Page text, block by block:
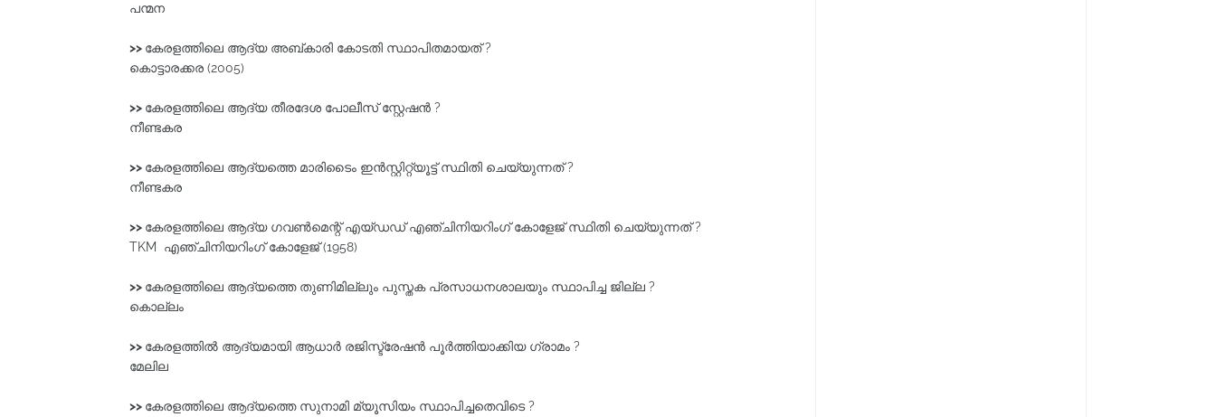
പന്മന
>> കേരളത്തിലെ ആദ്യ അബ്കാരി കോടതി സ്ഥാപിതമായത് ?
കൊട്ടാരക്കര (2005)
>> കേരളത്തിലെ ആദ്യ തീരദേശ പോലീസ്‌ സ്റ്റേഷൻ ?
നീണ്ടകര
>> കേരളത്തിലെ ആദ്യത്തെ മാരിടൈം ഇൻസ്റ്റിറ്റ്യൂട്ട് സ്ഥിതി ചെയ്യുന്നത് ?
നീണ്ടകര
>> കേരളത്തിലെ ആദ്യ ഗവൺമെന്റ്‌ എയ്ഡഡ് എഞ്ചിനിയറിംഗ്‌ കോളേജ്‌ സ്ഥിതി ചെയ്യുന്നത് ?
TKM എഞ്ചിനിയറിംഗ്‌ കോളേജ്‌ (1958)
>> കേരളത്തിലെ ആദ്യത്തെ തുണിമില്ലും പുസ്തക പ്രസാധനശാലയും സ്ഥാപിച്ച ജില്ല ?
കൊല്ലം
>> കേരളത്തിൽ ആദ്യമായി ആധാർ രജിസ്ട്രേഷൻ പൂർത്തിയാക്കിയ ഗ്രാമം ?
മേലില
>> കേരളത്തിലെ ആദ്യത്തെ സുനാമി മ്യൂസിയം സ്ഥാപിച്ചതെവിടെ ?